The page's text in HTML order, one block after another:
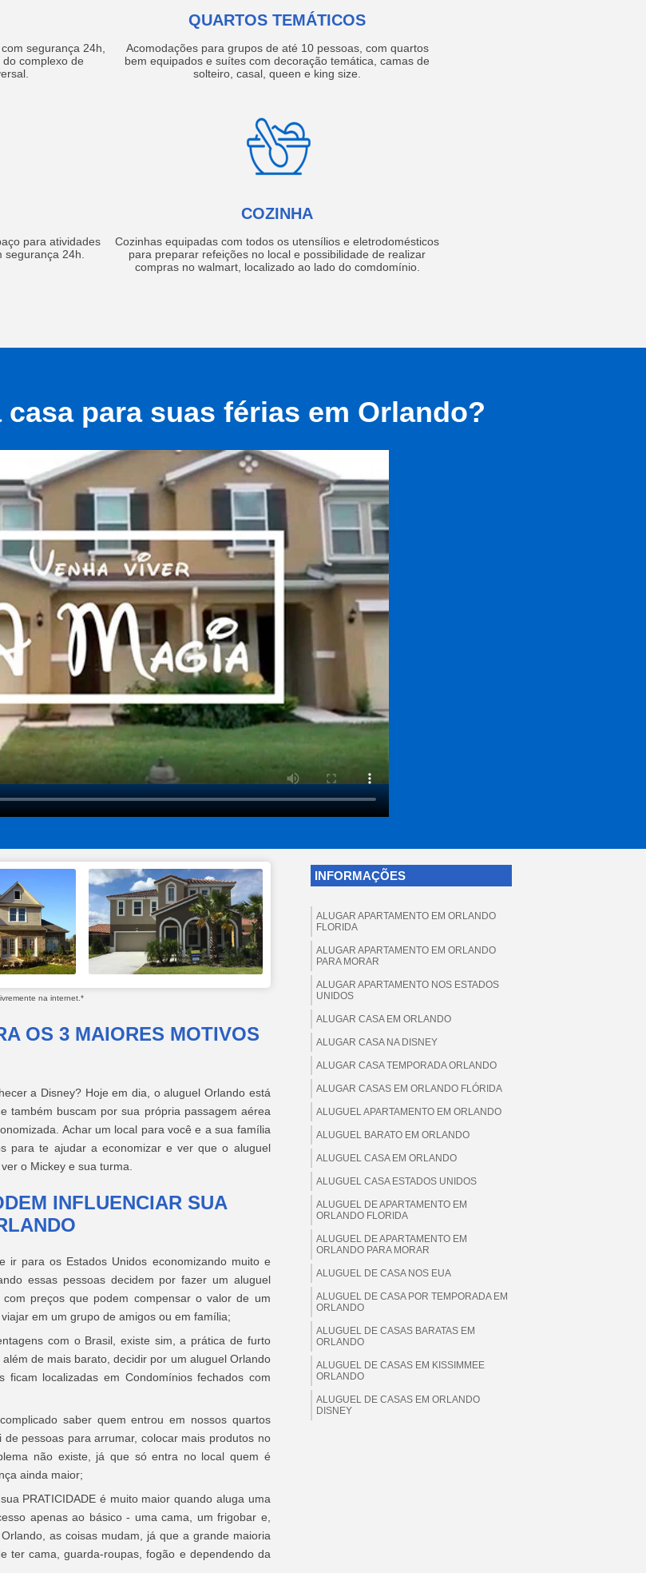
segurança 24h,
complexo de
QUARTOS TEMÁTICOS
Acomodações para grupos de até 10 pessoas, com quartos
bem equipados e suítes com decoração temática, camas de
solteiro, casal, queen e king size.
para atividades
24h.
COZINHA
Cozinhas equipadas com todos os utensílios e eletrodomésticos
para preparar refeições no local e possibilidade de realizar
compras no walmart, localizado ao lado do comdomínio.
para suas férias em Orlando?
na internet.*
OS 3 MAIORES MOTIVOS
a Disney? Hoje em dia, o aluguel Orlando está
também buscam por sua própria passagem aérea
Achar um local para você e a sua família
para te ajudar a economizar e ver que o aluguel
o Mickey e sua turma.
INFLUENCIAR SUA
ir para os Estados Unidos economizando muito e
essas pessoas decidem por fazer um aluguel
preços que podem compensar o valor de um
em um grupo de amigos ou em família;
com o Brasil, existe sim, a prática de furto
de mais barato, decidir por um aluguel Orlando
localizadas em Condomínios fechados com
saber quem entrou em nossos quartos
pessoas para arrumar, colocar mais produtos no
não existe, já que só entra no local quem é
ainda maior;
PRATICIDADE é muito maior quando aluga uma
apenas ao básico - uma cama, um frigobar e,
as coisas mudam, já que a grande maioria
ter cama, guarda-roupas, fogão e dependendo da
INFORMAÇÕES
ALUGAR APARTAMENTO EM ORLANDO
FLORIDA
ALUGAR APARTAMENTO EM ORLANDO
PARA MORAR
ALUGAR APARTAMENTO NOS ESTADOS
UNIDOS
ALUGAR CASA EM ORLANDO
ALUGAR CASA NA DISNEY
ALUGAR CASA TEMPORADA ORLANDO
ALUGAR CASAS EM ORLANDO FLÓRIDA
ALUGUEL APARTAMENTO EM ORLANDO
ALUGUEL BARATO EM ORLANDO
ALUGUEL CASA EM ORLANDO
ALUGUEL CASA ESTADOS UNIDOS
ALUGUEL DE APARTAMENTO EM
ORLANDO FLORIDA
ALUGUEL DE APARTAMENTO EM
ORLANDO PARA MORAR
ALUGUEL DE CASA NOS EUA
ALUGUEL DE CASA POR TEMPORADA EM
ORLANDO
ALUGUEL DE CASAS BARATAS EM
ORLANDO
ALUGUEL DE CASAS EM KISSIMMEE
ORLANDO
ALUGUEL DE CASAS EM ORLANDO
DISNEY